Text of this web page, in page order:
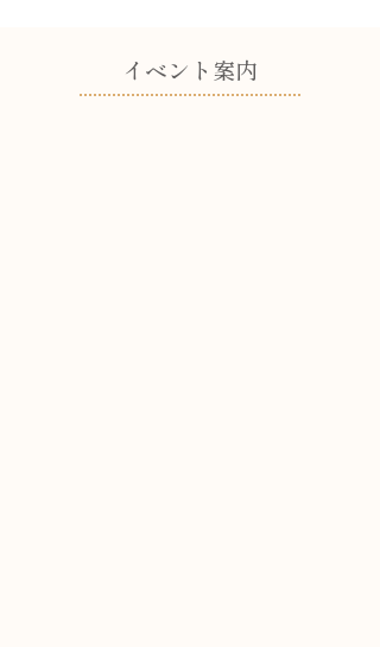
​イベント案内